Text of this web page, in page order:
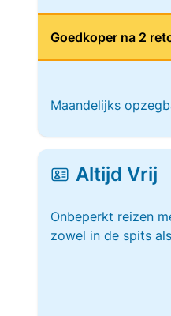
Goedkoper na 2
Maandelijks
Altijd Vrij
Onbeperkt reizen
zowel in de spits